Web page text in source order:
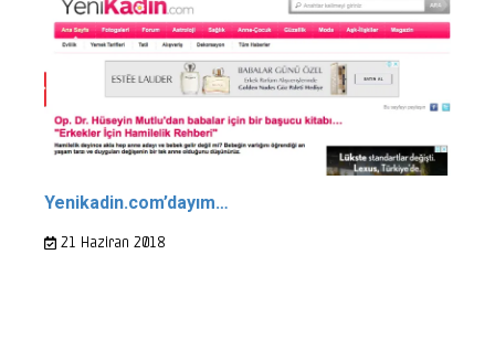
Yenikadin.com’dayım…
21 Haziran 2018